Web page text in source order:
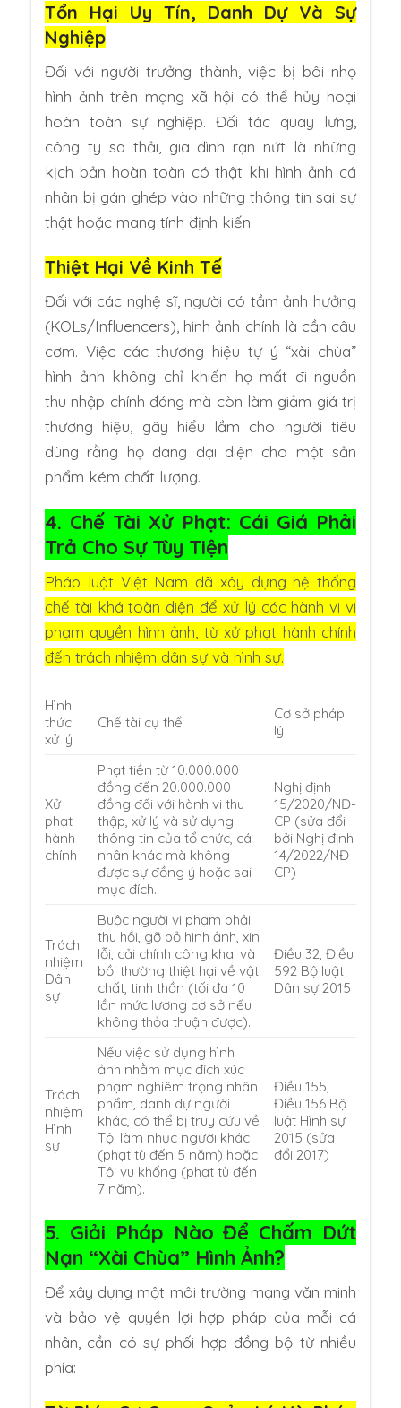
Tổn Hại Uy Tín, Danh Dự Và Sự
Nghiệp
Đối với người trưởng thành, việc bị bôi nhọ
hình ảnh trên mạng xã hội có thể hủy hoại
hoàn toàn sự nghiệp. Đối tác quay lưng,
công ty sa thải, gia đình rạn nứt là những
kịch bản hoàn toàn có thật khi hình ảnh cá
nhân bị gán ghép vào những thông tin sai sự
thật hoặc mang tính định kiến.
Thiệt Hại Về Kinh Tế
Đối với các nghệ sĩ, người có tầm ảnh hưởng
(KOLs/Influencers), hình ảnh chính là cần câu
cơm. Việc các thương hiệu tự ý “xài chùa”
hình ảnh không chỉ khiến họ mất đi nguồn
thu nhập chính đáng mà còn làm giảm giá trị
thương hiệu, gây hiểu lầm cho người tiêu
dùng rằng họ đang đại diện cho một sản
phẩm kém chất lượng.
4. Chế Tài Xử Phạt: Cái Giá Phải
Trả Cho Sự Tùy Tiện
Pháp luật Việt Nam đã xây dựng hệ thống
chế tài khá toàn diện để xử lý các hành vi vi
phạm quyền hình ảnh, từ xử phạt hành chính
đến trách nhiệm dân sự và hình sự.
Hình
thức
xử lý
Chế tài cụ thể
Cơ sở pháp
lý
Xử
phạt
hành
chính
Phạt tiền từ 10.000.000
đồng đến 20.000.000
đồng đối với hành vi thu
thập, xử lý và sử dụng
thông tin của tổ chức, cá
nhân khác mà không
được sự đồng ý hoặc sai
mục đích.
Nghị định
15/2020/NĐ-
CP (sửa đổi
bởi Nghị định
14/2022/NĐ-
CP)
Trách
nhiệm
Dân
sự
Buộc người vi phạm phải
thu hồi, gỡ bỏ hình ảnh, xin
lỗi, cải chính công khai và
bồi thường thiệt hại về vật
chất, tinh thần (tối đa 10
lần mức lương cơ sở nếu
không thỏa thuận được).
Điều 32, Điều
592 Bộ luật
Dân sự 2015
Trách
nhiệm
Hình
sự
Nếu việc sử dụng hình
ảnh nhằm mục đích xúc
phạm nghiêm trọng nhân
phẩm, danh dự người
khác, có thể bị truy cứu về
Tội làm nhục người khác
(phạt tù đến 5 năm) hoặc
Tội vu khống (phạt tù đến
7 năm).
Điều 155,
Điều 156 Bộ
luật Hình sự
2015 (sửa
đổi 2017)
5. Giải Pháp Nào Để Chấm Dứt
Nạn “Xài Chùa” Hình Ảnh?
Để xây dựng một môi trường mạng văn minh
và bảo vệ quyền lợi hợp pháp của mỗi cá
nhân, cần có sự phối hợp đồng bộ từ nhiều
phía: